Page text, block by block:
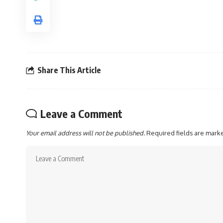
Share This Article
Leave a Comment
Your email address will not be published.Required fields are